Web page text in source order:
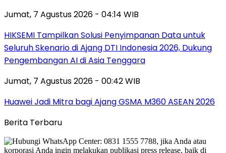
Jumat, 7 Agustus 2026 - 04:14 WIB
HIKSEMI Tampilkan Solusi Penyimpanan Data untuk
Seluruh Skenario di Ajang DTI Indonesia 2026, Dukung
Pengembangan AI di Asia Tenggara
Jumat, 7 Agustus 2026 - 00:42 WIB
Huawei Jadi Mitra bagi Ajang GSMA M360 ASEAN 2026
Berita Terbaru